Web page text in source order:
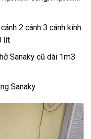
2 cánh 3 cánh kính
lít
Sanaky cũ dài 1m3
Sanaky